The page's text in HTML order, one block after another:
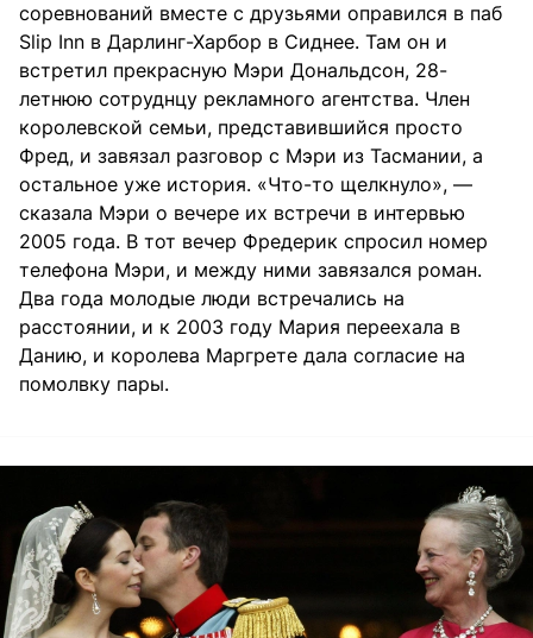
соревнований вместе с друзьями оправился в паб
Slip Inn в Дарлинг-Харбор в Сиднее. Там он и
встретил прекрасную Мэри Дональдсон, 28-
летнюю сотруднцу рекламного агентства. Член
королевской семьи, представившийся просто
Фред, и завязал разговор с Мэри из Тасмании, а
остальное уже история. «Что-то щелкнуло», —
сказала Мэри о вечере их встречи в интервью
2005 года. В тот вечер Фредерик спросил номер
телефона Мэри, и между ними завязался роман.
Два года молодые люди встречались на
расстоянии, и к 2003 году Мария переехала в
Данию, и королева Маргрете дала согласие на
помолвку пары.